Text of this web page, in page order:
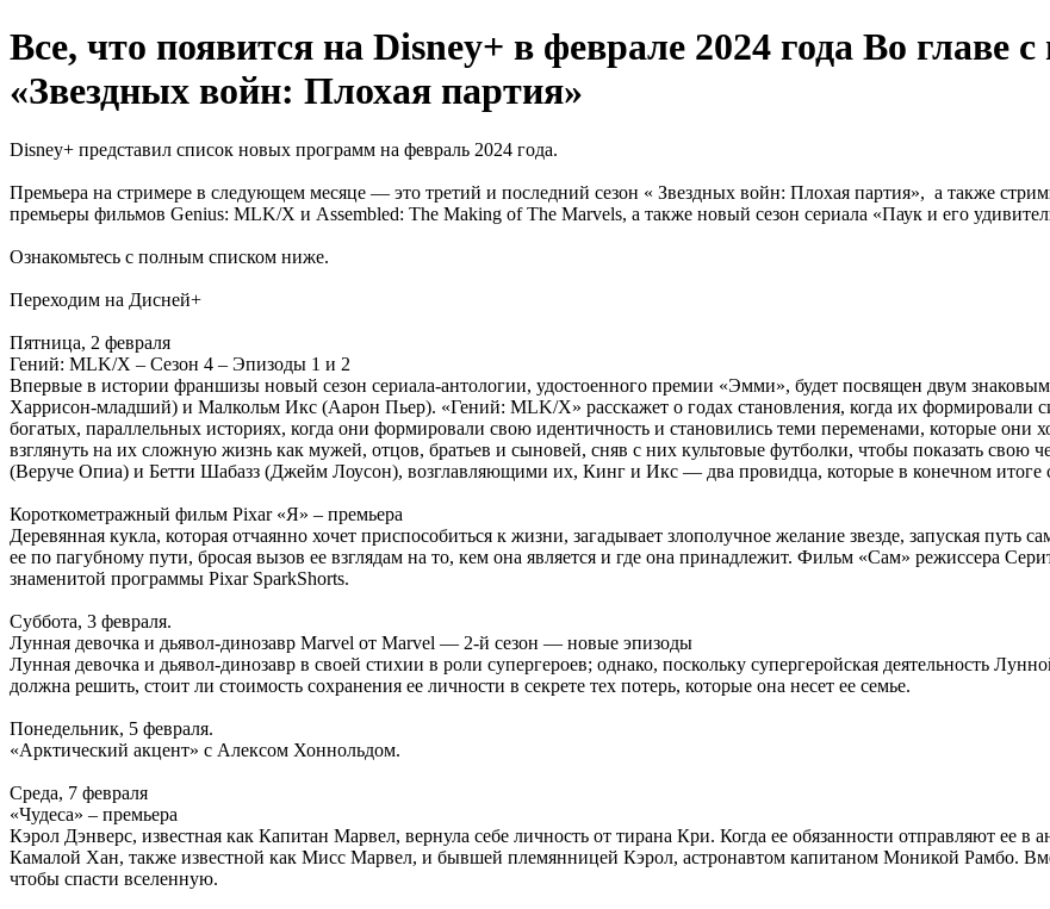
Все, что появится на Disney+ в феврале 2024 года Во главе
«Звездных войн: Плохая партия»
Disney+ представил список новых программ на февраль 2024 года.
Премьера на стримере в следующем месяце — это третий и последний сезон « Звездных войн: Плохая партия», а также
премьеры фильмов Genius: MLK/X и Assembled: The Making of The Marvels, а также новый сезон сериала «Паук и его
Ознакомьтесь с полным списком ниже.
Переходим на Дисней+
Пятница, 2 февраля
Гений: MLK/X – Сезон 4 – Эпизоды 1 и 2
Впервые в истории франшизы новый сезон сериала-антологии, удостоенного премии «Эмми», будет посвящен двум
Харрисон-младший) и Малкольм Икс (Аарон Пьер). «Гений: MLK/X» расскажет о годах становления, когда их формировали
богатых, параллельных историях, когда они формировали свою идентичность и становились теми переменами, которые они
взглянуть на их сложную жизнь как мужей, отцов, братьев и сыновей, сняв с них культовые футболки, чтобы показать
(Веруче Опиа) и Бетти Шабазз (Джейм Лоусон), возглавляющими их, Кинг и Икс — два провидца, которые в конечном итоге
Короткометражный фильм Pixar «Я» – премьера
Деревянная кукла, которая отчаянно хочет приспособиться к жизни, загадывает злополучное желание звезде, запуская путь
ее по пагубному пути, бросая вызов ее взглядам на то, кем она является и где она принадлежит. Фильм «Сам» режиссера
знаменитой программы Pixar SparkShorts.
Суббота, 3 февраля.
Лунная девочка и дьявол-динозавр Marvel от Marvel — 2-й сезон — новые эпизоды
Лунная девочка и дьявол-динозавр в своей стихии в роли супергероев; однако, поскольку супергеройская деятельность
должна решить, стоит ли стоимость сохранения ее личности в секрете тех потерь, которые она несет ее семье.
Понедельник, 5 февраля.
«Арктический акцент» с Алексом Хоннольдом.
Среда, 7 февраля
«Чудеса» – премьера
Кэрол Дэнверс, известная как Капитан Марвел, вернула себе личность от тирана Кри. Когда ее обязанности отправляют ее в
Камалой Хан, также известной как Мисс Марвел, и бывшей племянницей Кэрол, астронавтом капитаном Моникой Рамбо.
чтобы спасти вселенную.